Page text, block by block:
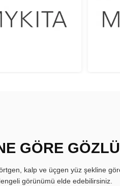
GÖRE
kalp ve üçgen yüz şekline
görünümü elde edebilirsiniz.